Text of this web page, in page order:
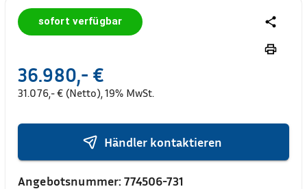
sofort verfügbar
36.980,- €
31.076,- € (Netto), 19% MwSt.
Händler kontaktieren
Angebotsnummer:774506-731